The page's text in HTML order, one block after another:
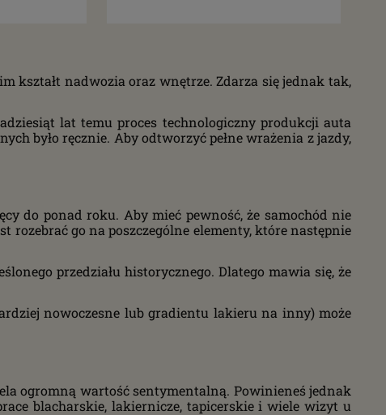
kształt nadwozia oraz wnętrze. Zdarza się jednak tak,
lat temu proces technologiczny produkcji auta
było ręcznie. Aby odtworzyć pełne wrażenia z jazdy,
do ponad roku. Aby mieć pewność, że samochód nie
go na poszczególne elementy, które następnie
przedziału historycznego. Dlatego mawia się, że
nowoczesne lub gradientu lakieru na inny) może
ogromną wartość sentymentalną. Powinieneś jednak
blacharskie, lakiernicze, tapicerskie i wiele wizyt u